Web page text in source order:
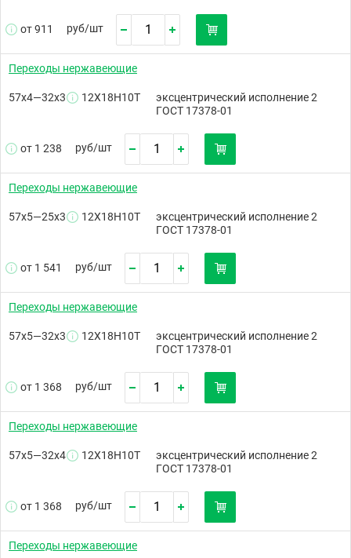
от 911 руб/шт
Переходы нержавеющие
57х4—32х3 12Х18Н10Т
эксцентрический исполнение 2
ГОСТ 17378-01
от 1 238 руб/шт
Переходы нержавеющие
57х5—25х3 12Х18Н10Т
эксцентрический исполнение 2
ГОСТ 17378-01
от 1 541 руб/шт
Переходы нержавеющие
57х5—32х3 12Х18Н10Т
эксцентрический исполнение 2
ГОСТ 17378-01
от 1 368 руб/шт
Переходы нержавеющие
57х5—32х4 12Х18Н10Т
эксцентрический исполнение 2
ГОСТ 17378-01
от 1 368 руб/шт
Переходы нержавеющие